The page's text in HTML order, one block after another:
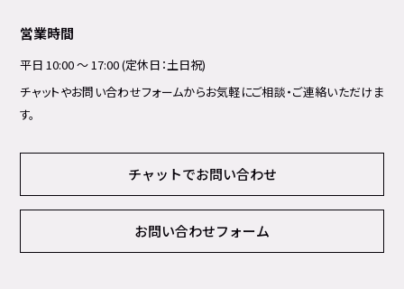
営業時間
平日 10:00 ～ 17:00 (定休日：土日祝)
チャットやお問い合わせフォームからお気軽にご相談・ご連絡いただけま
す。
チャットでお問い合わせ
お問い合わせフォーム